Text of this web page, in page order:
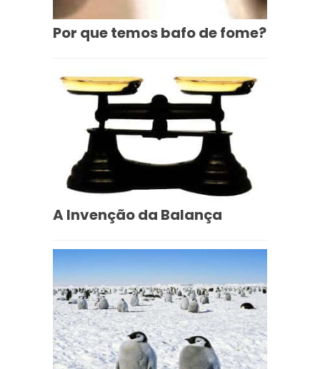
Por que temos bafo de fome?
A Invenção da Balança